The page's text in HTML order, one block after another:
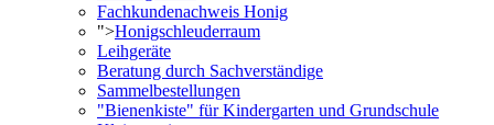
Fachkundenachweis Honig
">Honigschleuderraum
Leihgeräte
Beratung durch Sachverständige
Sammelbestellungen
"Bienenkiste" für Kindergarten und Grundschule